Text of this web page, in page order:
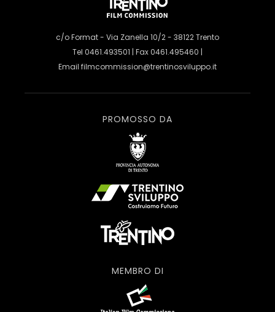
c/o Format - Via Zanella 10/2 - 38122 Trento
Tel 0461.493501 | Fax 0461.495460 |
Email filmcommission@trentinosviluppo.it
PROMOSSO DA
MEMBRO DI